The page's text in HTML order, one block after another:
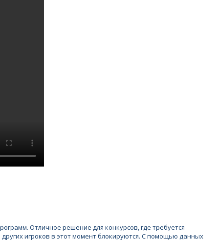
Отличное решение для конкурсов, где требуется
игроков в этот момент блокируются. С помощью данных